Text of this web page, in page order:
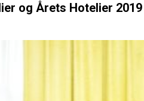
og Årets Hotelier 2019